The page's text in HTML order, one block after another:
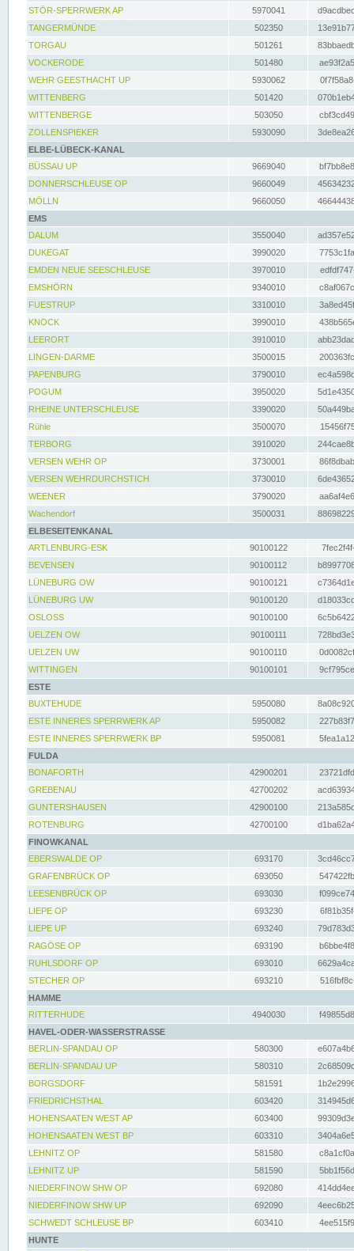
STÖR-SPERRWERK AP 5970041
TANGERMÜNDE
502350
TORGAU
501261
VOCKERODE
501480
WEHR GEESTHACHT UP
5930062
WITTENBERG
501420
WITTENBERGE
503050
ZOLLENSPIEKER
5930090
ELBE-LÜBECK-KANAL
BÜSSAU UP
9669040
DONNERSCHLEUSE OP
9660049
MÖLLN
9660050
EMS
DALUM
3550040
DUKEGAT
3990020
EMDEN NEUE SEESCHLEUSE
3970010
EMSHÖRN
9340010
FUESTRUP
3310010
KNOCK
3990010
LEERORT
3910010
LINGEN-DARME
3500015
PAPENBURG
3790010
POGUM
3950020
RHEINE UNTERSCHLEUSE
3390020
Rühle
3500070
TERBORG
3910020
VERSEN WEHR OP
3730001
VERSEN WEHRDURCHSTICH
3730010
WEENER
3790020
Wachendorf
3500031
ELBESEITENKANAL
ARTLENBURG-ESK
90100122
BEVENSEN
90100112
LÜNEBURG OW
90100121
LÜNEBURG UW
90100120
OSLOSS
90100100
UELZEN OW
90100111
UELZEN UW
90100110
WITTINGEN
90100101
ESTE
BUXTEHUDE
5950080
ESTE INNERES SPERRWERK AP
5950082
ESTE INNERES SPERRWERK BP
5950081
FULDA
BONAFORTH
42900201
GREBENAU
42700202
GUNTERSHAUSEN
42900100
ROTENBURG
42700100
FINOWKANAL
EBERSWALDE OP
693170
GRAFENBRÜCK OP
693050
LEESENBRÜCK OP
693030
LIEPE OP
693230
LIEPE UP
693240
RAGÖSE OP
693190
RUHLSDORF OP
693010
STECHER OP
693210
HAMME
RITTERHUDE
4940030
HAVEL-ODER-WASSERSTRASSE
BERLIN-SPANDAU OP
580300
BERLIN-SPANDAU UP
580310
BORGSDORF
581591
FRIEDRICHSTHAL
603420
HOHENSAATEN WEST AP
603400
HOHENSAATEN WEST BP
603310
LEHNITZ OP
581580
LEHNITZ UP
581590
NIEDERFINOW SHW OP
692080
NIEDERFINOW SHW UP
692090
SCHWEDT SCHLEUSE BP
603410
HUNTE